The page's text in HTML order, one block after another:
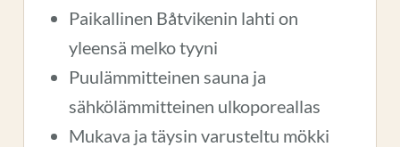
Paikallinen Båtvikenin lahti on
yleensä melko tyyni
Puulämmitteinen sauna ja
sähkölämmitteinen ulkoporeallas
Mukava ja täysin varusteltu mökki